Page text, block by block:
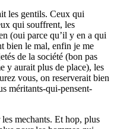
les gentils. Ceux qui
qui souffrent, les
(oui parce qu’il y en a qui
bien le mal, enfin je me
de la société (bon pas
y aurait plus de place), les
vous, on reserverait bien
méritants-qui-pensent-
mechants. Et hop, plus